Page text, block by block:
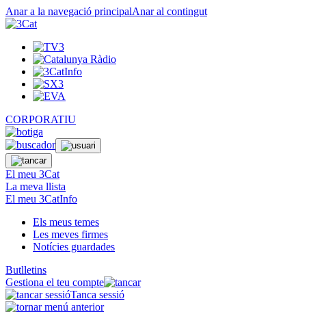
Anar a la navegació principalAnar al contingut
CORPORATIU
El meu 3Cat
La meva llista
El meu 3CatInfo
Els meus temes
Les meves firmes
Notícies guardades
Butlletins
Gestiona el teu compte
Tanca sessió